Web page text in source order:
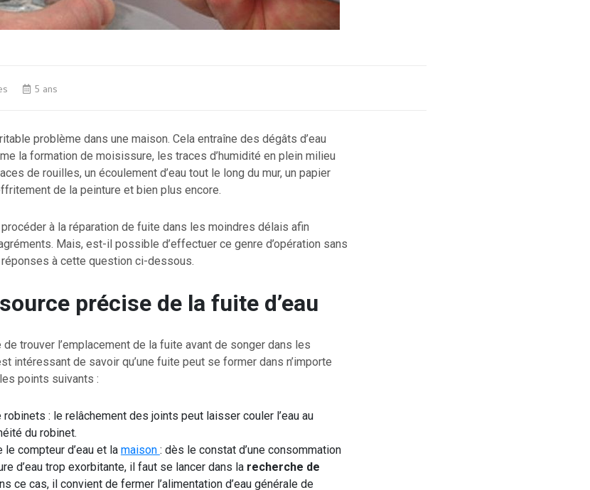
5 ans
problème dans une maison. Cela entraîne des dégâts d’eau
la formation de moisissure, les traces d’humidité en plein milieu
de rouilles, un écoulement d’eau tout le long du mur, un papier
de la peinture et bien plus encore.
à la réparation de fuite dans les moindres délais afin
Mais, est-il possible d’effectuer ce genre d’opération sans
à cette question ci-dessous.
précise de la fuite d’eau
trouver l’emplacement de la fuite avant de songer dans les
intéressant de savoir qu’une fuite peut se former dans n’importe
points suivants :
: le relâchement des joints peut laisser couler l’eau au
du robinet.
compteur d’eau et la maison : dès le constat d’une consommation
d’eau trop exorbitante, il faut se lancer dans la recherche de
ce cas, il convient de fermer l’alimentation d’eau générale de